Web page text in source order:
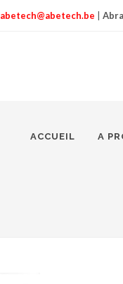
abetech@abetech.be
ACCUEIL A